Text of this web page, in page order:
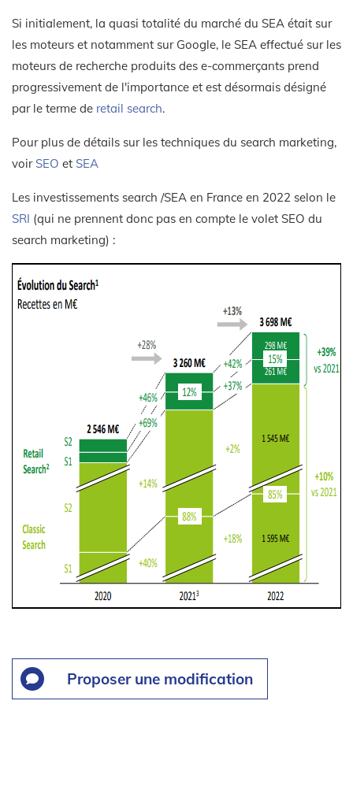
Si initialement, la quasi totalité du marché du SEA était sur
les moteurs et notamment sur Google, le SEA effectué sur les
moteurs de recherche produits des e-commerçants prend
progressivement de l'importance et est désormais désigné
par le terme de retail search.
Pour plus de détails sur les techniques du search marketing,
voir SEO et SEA
Les investissements search /SEA en France en 2022 selon le
SRI (qui ne prennent donc pas en compte le volet SEO du
search marketing) :
Proposer une modification